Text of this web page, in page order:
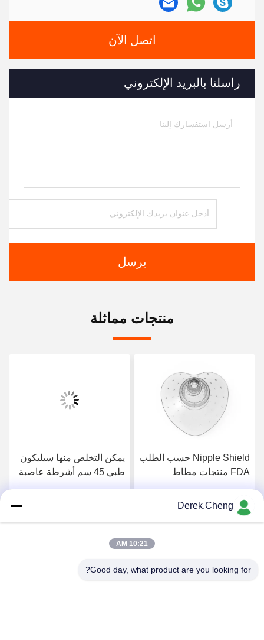
اتصل الآن
راسلنا بالبريد الإلكتروني
يرسل
منتجات مماثلة
Nipple Shield حسب الطلب
FDA منتجات مطاط
يمكن التخلص منها سيليكون
طبي 45 سم أشرطة عاصبة
Derek.Cheng
10:21 AM
Good day, what product are you looking for?